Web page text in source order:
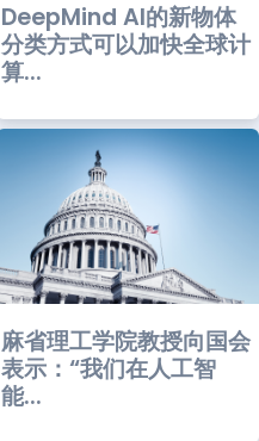
DeepMind AI的新物体
分类方式可以加快全球计
算...
麻省理工学院教授向国会
表示：“我们在人工智
能...